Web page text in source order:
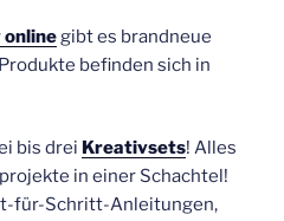
onlinegibt es brandneue
befinden sich in
bis drei Kreativsets! Alles
in einer Schachtel!
für-Schritt-Anleitungen,